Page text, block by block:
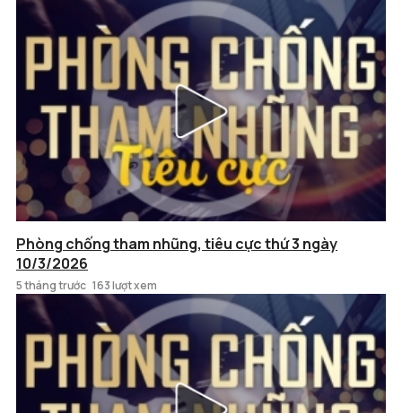
Phòng chống tham nhũng, tiêu cực thứ 3 ngày
10/3/2026
5 tháng trước 163 lượt xem